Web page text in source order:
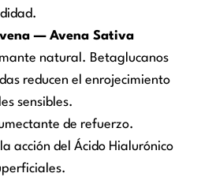
— Avena Sativa
natural. Betaglucanos
reducen el enrojecimiento
sensibles.
de refuerzo.
acción del Ácido Hialurónico